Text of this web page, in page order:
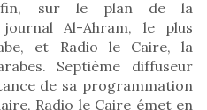
sur le plan de la
Al-Ahram, le plus
et Radio le Caire, la
Septième diffuseur
de sa programmation
Radio le Caire émet en